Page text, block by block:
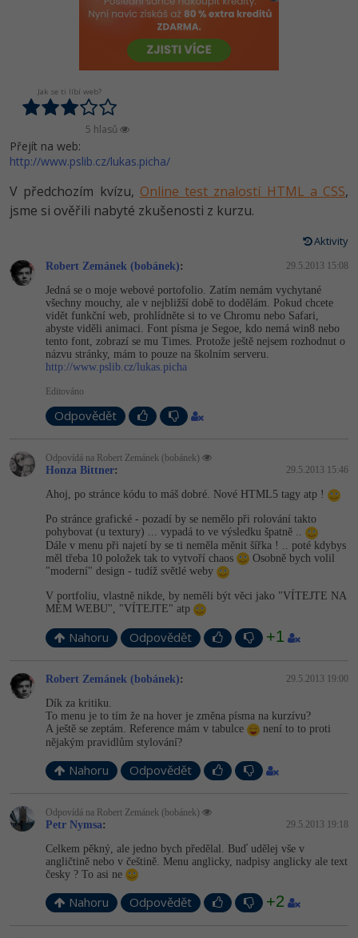
HTML5, CSS3, Bootstrap, SEO
SQL a databáze
Testování a verzování
UML a návrhové vzory
Spring
Django
Best practices
JavaScript
Python
HTML / CSS
UML a návrhové vzory
MySQL/MariaDB
MS-SQL
SQLite
Vývojář mobilních aplikací
Specialista na AI a bigdata
C# Game developer
Webdesigner
Tester
Systémový administrátor
3D grafik
Projektový manažer
Databázový analytik
Copywriter
WordPress specialista
SEO specialista
Python -80%
JavaScript -80%
PHP
C++ -80%
Swift -80%
Kotlin -80%
SQL
Návrh SW -80%
Algoritmy
Umělá inteligence (AI) -10%
Pro děti
Více
Fórum
Digitální gramotnost
Marketing -30%
WordPress
SEO -30%
UX
Business
-30%
MS Office -80%
Google Dokumenty
Time management
Windows
Linux
Kybernetická bezpečnost
Elektronický podpis
Photoshop -80%
Adobe Illustrator -80%
Adobe Lightroom
Adobe XD
Adobe InDesign -25%
Adobe After Effects
Inkscape
Fotografování -80%
Video
Ostatní
Příběhy absolventů
Kariéra
Pro firmy
Jak se ti líbí web?
5 hlasů
Přejít na web:
http://www.pslib.cz/lukas.picha/
V předchozím kvízu, Online test znalostí HTML a CSS,
jsme si ověřili nabyté zkušenosti z kurzu.
Aktivity
Robert Zemánek (bobánek): 29.5.2013 15:08
Jedná se o moje webové portofolio. Zatím nemám vychytané
všechny mouchy, ale v nejbližší době to dodělám. Pokud chcete
vidět funkční web, prohlídněte si to ve Chromu nebo Safari,
abyste viděli animaci. Font písma je Segoe, kdo nemá win8 nebo
tento font, zobrazí se mu Times. Protože ještě nejsem rozhodnut o
názvu stránky, mám to pouze na školním serveru.
http://www.pslib.cz/lukas.picha
Editováno
Odpovědět
Odpovídá na Robert Zemánek (bobánek)
Honza Bittner: 29.5.2013 15:46
Ahoj, po stránce kódu to máš dobré. Nové HTML5 tagy atp !
Po stránce grafické - pozadí by se nemělo při rolování takto
pohybovat (u textury) ... vypadá to ve výsledku špatně ..
Dále v menu při najetí by se ti neměla měnit šířka ! .. poté kdybys
měl třeba 10 položek tak to vytvoří chaos
Osobně bych volil
"moderní" design - tudíž světlé weby
V portfoliu, vlastně nikde, by neměli být věci jako "VÍTEJTE NA
MÉM WEBU", "VÍTEJTE" atp
Nahoru Odpovědět +1
Robert Zemánek (bobánek): 29.5.2013 19:00
Dík za kritiku.
To menu je to tím že na hover je změna písma na kurzívu?
A ještě se zeptám. Reference mám v tabulce
není to to proti
nějakým pravidlům stylování?
Nahoru Odpovědět
Odpovídá na Robert Zemánek (bobánek)
Petr Nymsa: 29.5.2013 19:18
Celkem pěkný, ale jedno bych předělal. Buď udělej vše v
angličtině nebo v češtině. Menu anglicky, nadpisy anglicky ale text
česky ? To asi ne
Nahoru Odpovědět +2